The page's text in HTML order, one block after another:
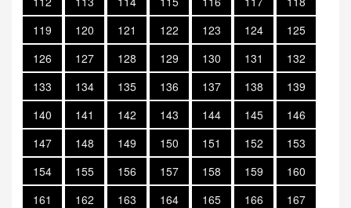
119
120 121 122 123 124
125
126
127 128 129 130 131
132
133
134 135 136 137 138
139
140
141 142 143 144 145
146
147
148 149 150 151 152
153
154
155 156 157 158 159
160
161
162 163 164 165 166
167